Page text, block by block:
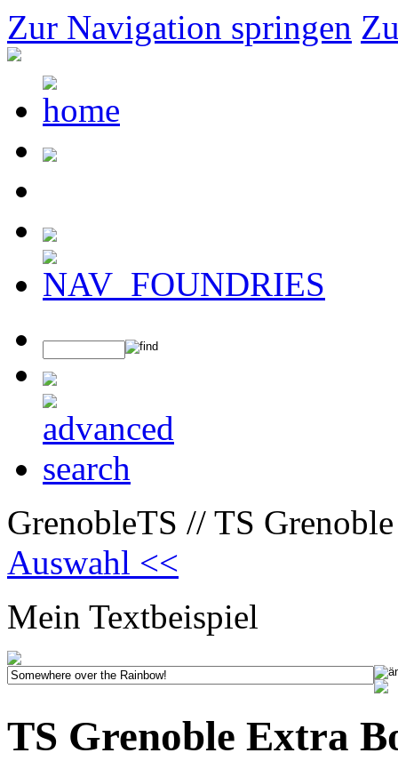
Zur Navigation springen
GrenobleTS // TS
Auswahl <<
Mein Textbeispiel
TS Grenoble Extra